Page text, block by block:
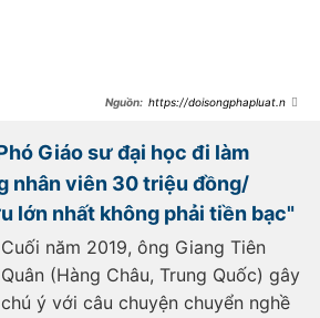
https://doisongphapluat.ngu
noi-cat-camera-an-ninh-dang-len-
mang-a634229.html
Giáo sư đại học đi làm
nhân viên 30 triệu đồng/
lớn nhất không phải tiền bạc"
Cuối năm 2019, ông Giang Tiên
Quân (Hàng Châu, Trung Quốc) gây
chú ý với câu chuyện chuyển nghề